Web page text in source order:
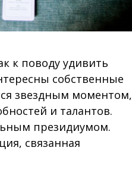
к поводу удивить
собственные
звездным моментом,
и талантов.
президиумом.
связанная